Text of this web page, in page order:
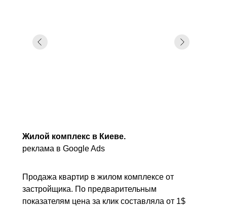
Жилой комплекс в Киеве.
реклама в Google Ads
Продажа квартир в жилом комплексе от
застройщика. По предварительным
показателям цена за клик составляла от 1$